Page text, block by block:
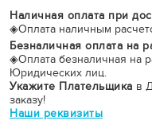
Наличная оплата при
◈Оплата наличным
Безналичная оплата на
◈Оплата безналичная на
Юридических лиц.
Укажите Плательщика в
заказу!
Наши реквизиты